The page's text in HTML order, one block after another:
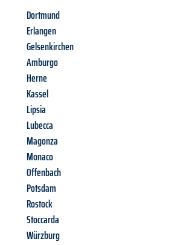
Dortmund
Erlangen
Gelsenkirchen
Amburgo
Herne
Kassel
Lipsia
Lubecca
Magonza
Monaco
Offenbach
Potsdam
Rostock
Stoccarda
Würzburg